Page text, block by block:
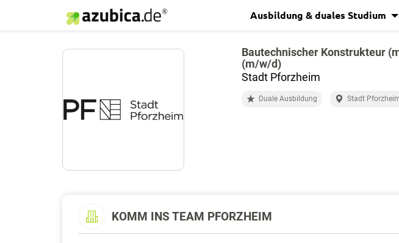
Ausbildung & duales Studium
Bautechnischer Konstrukteur
(m/w/d)
Stadt Pforzheim
Duale Ausbildung Stadt
KOMM INS TEAM PFORZHEIM